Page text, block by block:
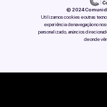
© 2024
Utilizamos cookies e outras
experiência de navegação no
personalizado, anúncios
de onde